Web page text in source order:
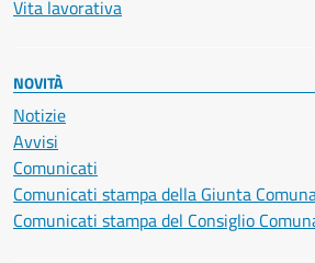
Vita lavorativa
NOVITÀ
Notizie
Avvisi
Comunicati
Comunicati stampa della Giunta
Comunicati stampa del Consiglio